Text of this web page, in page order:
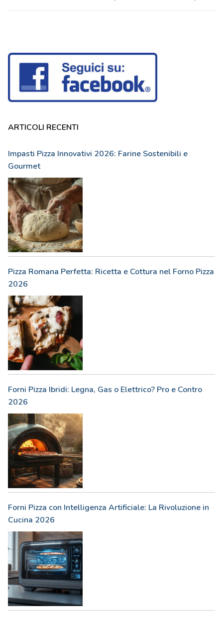
ARTICOLI RECENTI
Impasti Pizza Innovativi 2026: Farine Sostenibili e
Gourmet
Pizza Romana Perfetta: Ricetta e Cottura nel Forno Pizza
2026
Forni Pizza Ibridi: Legna, Gas o Elettrico? Pro e Contro
2026
Forni Pizza con Intelligenza Artificiale: La Rivoluzione in
Cucina 2026